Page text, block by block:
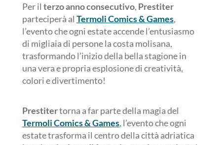
Per il terzo anno consecutivo, Prestiter
parteciperà al Termoli Comics & Games,
l’evento che ogni estate accende l’entusiasmo
di migliaia di persone la costa molisana,
trasformando l’inizio della bella stagione in
una vera e propria esplosione di creatività,
colori e divertimento!
Prestitertorna a far parte della magia del
Termoli Comics & Games, l’evento che ogni
estate trasforma il centro della città adriatica